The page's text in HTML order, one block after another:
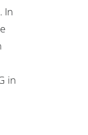
In
in